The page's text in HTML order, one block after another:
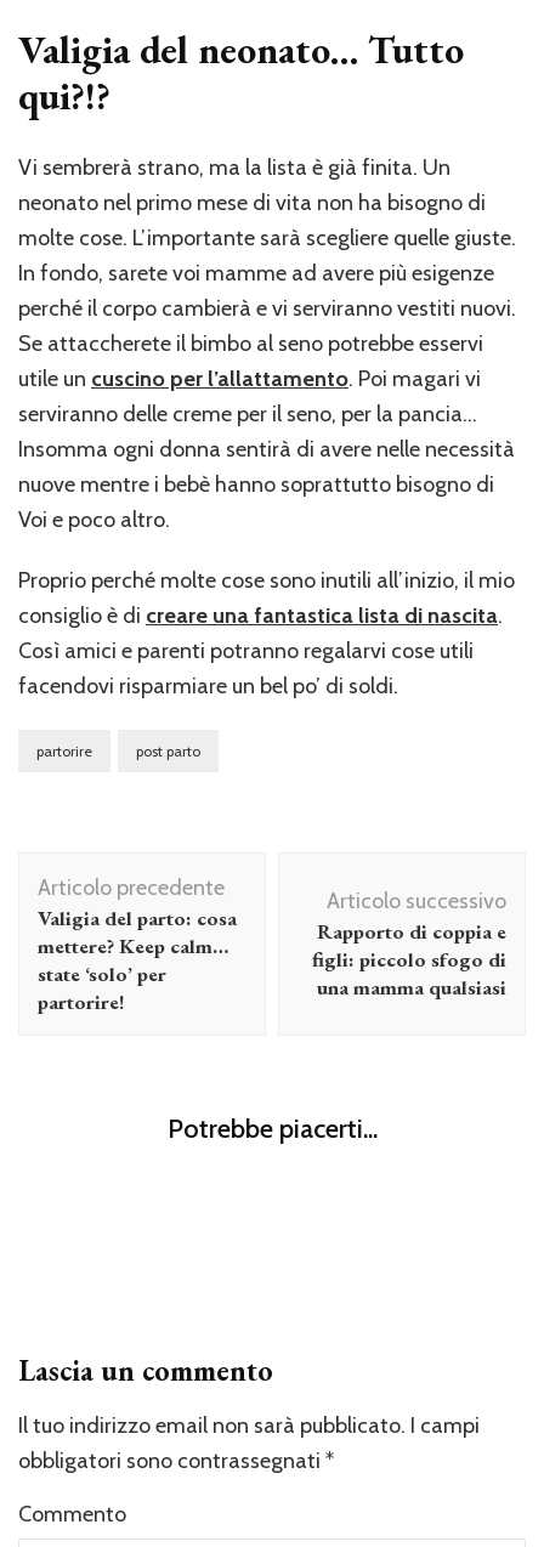
Valigia del neonato… Tutto
qui?!?
Vi sembrerà strano, ma la lista è già finita. Un
neonato nel primo mese di vita non ha bisogno di
molte cose. L’importante sarà scegliere quelle giuste.
In fondo, sarete voi mamme ad avere più esigenze
perché il corpo cambierà e vi serviranno vestiti nuovi.
Se attaccherete il bimbo al seno potrebbe esservi
utile un cuscino per l’allattamento. Poi magari vi
serviranno delle creme per il seno, per la pancia…
Insomma ogni donna sentirà di avere nelle necessità
nuove mentre i bebè hanno soprattutto bisogno di
Voi e poco altro.
Proprio perché molte cose sono inutili all’inizio, il mio
consiglio è di creare una fantastica lista di nascita.
Così amici e parenti potranno regalarvi cose utili
facendovi risparmiare un bel po’ di soldi.
partorire post parto
Navigazione
articolo
Articolo precedente
Valigia del parto: cosa
mettere? Keep calm…
state ‘solo’ per
partorire!
Articolo successivo
Rapporto di coppia e
figli: piccolo sfogo di
una mamma qualsiasi
Potrebbe piacerti...
Salviette cambio eco bio con buon inci e senza
Lascia un commento
Il tuo indirizzo email non sarà pubblicato. I campi
obbligatori sono contrassegnati *
Commento